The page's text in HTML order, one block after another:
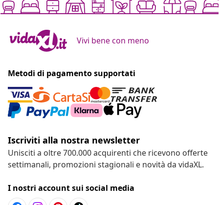
Vivi bene con meno
Metodi di pagamento supportati
Iscriviti alla nostra newsletter
Unisciti a oltre 700.000 acquirenti che ricevono offerte
settimanali, promozioni stagionali e novità da vidaXL.
I nostri account sui social media